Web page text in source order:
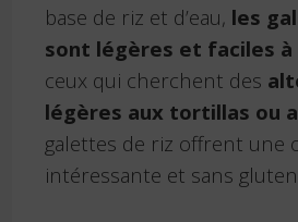
base de riz et d’eau, les
sont légères et faciles
ceux qui cherchent des
légères aux tortillas ou
galettes de riz offrent une
intéressante et sans